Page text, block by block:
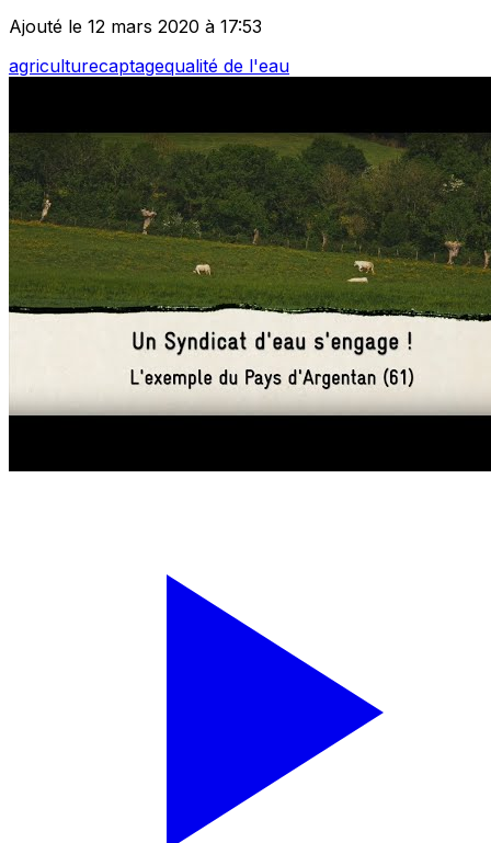
Ajouté le 12 mars 2020 à 17:53
agriculturecaptagequalité de l'eau